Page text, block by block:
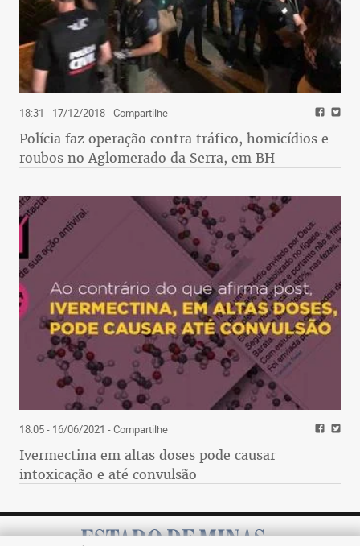
18:31 - 17/12/2018- Compartilhe
Polícia faz operação contra tráfico, homicídios e
roubos no Aglomerado da Serra, em BH
18:05 - 16/06/2021 - Compartilhe
Ivermectina em altas doses pode causar
intoxicação e até convulsão